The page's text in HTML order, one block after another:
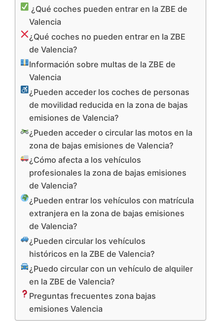
¿Qué coches pueden entrar en la ZBE de
Valencia
¿Qué coches no pueden entrar en la ZBE
de Valencia?
Información sobre multas de la ZBE de
Valencia
¿Pueden acceder los coches de personas
de movilidad reducida en la zona de bajas
emisiones de Valencia?
¿Pueden acceder o circular las motos en la
zona de bajas emisiones de Valencia?
¿Cómo afecta a los vehículos
profesionales la zona de bajas emisiones
de Valencia?
¿Pueden entrar los vehículos con matrícula
extranjera en la zona de bajas emisiones
de Valencia?
¿Pueden circular los vehículos
históricos en la ZBE de Valencia?
¿Puedo circular con un vehículo de alquiler
en la ZBE de Valencia?
Preguntas frecuentes zona bajas
emisiones Valencia